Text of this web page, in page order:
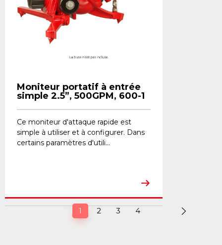
Moniteur portatif à entrée
simple 2.5”, 500GPM, 600-1
Ce moniteur d'attaque rapide est
simple à utiliser et à configurer. Dans
certains paramètres d'utili...
1 (current)
2 3 4